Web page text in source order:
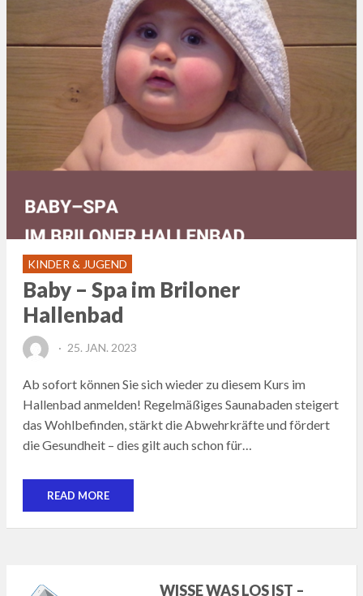
KINDER & JUGEND
Baby – Spa im Briloner
Hallenbad
POSTED
25. JAN. 2023
Ab sofort können Sie sich wieder zu diesem Kurs im
Hallenbad anmelden! Regelmäßiges Saunabaden steigert
das Wohlbefinden, stärkt die Abwehrkräfte und fördert
die Gesundheit – dies gilt auch schon für…
READ MORE
WISSE WAS LOS IST –